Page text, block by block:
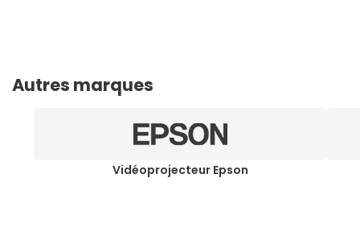
Autres marques
Vidéoprojecteur Epson